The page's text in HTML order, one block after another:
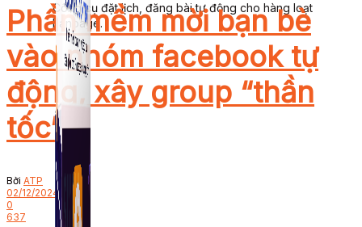
Công cụ đặt lịch, đăng bài tự động cho hàng loạt
Fanpage.
Phần mềm mời bạn bè
vào nhóm facebook tự
động, xây group “thần
tốc”
Bởi ATP
02/12/2024
0
637